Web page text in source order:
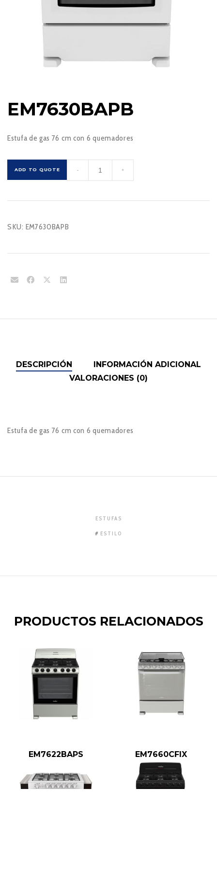
EM7630BAPB
Estufa de gas 76 cm con 6 quemadores
ADD TO QUOTE
cantidad
- +
SKU: EM7630BAPB
DESCRIPCIÓN
INFORMACIÓN ADICIONAL
VALORACIONES (0)
Estufa de gas 76 cm con 6 quemadores
ESTUFAS
ESTILO
PRODUCTOS RELACIONADOS
EM7622BAPS EM7660CFIX